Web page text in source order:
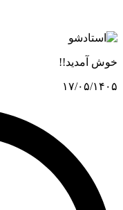
خوش آمدید!!
۱۷/۰۵/۱۴۰۵